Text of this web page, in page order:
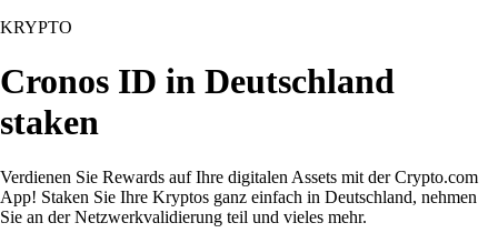
KRYPTO
Cronos ID in Deutschland
staken
Verdienen Sie Rewards auf Ihre digitalen Assets mit der Crypto.com
App! Staken Sie Ihre Kryptos ganz einfach in Deutschland, nehmen
Sie an der Netzwerkvalidierung teil und vieles mehr.